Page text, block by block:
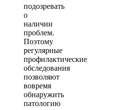
подозревать
о
наличии
проблем.
Поэтому
регулярные
профилактические
обследования
позволяют
вовремя
обнаружить
патологию